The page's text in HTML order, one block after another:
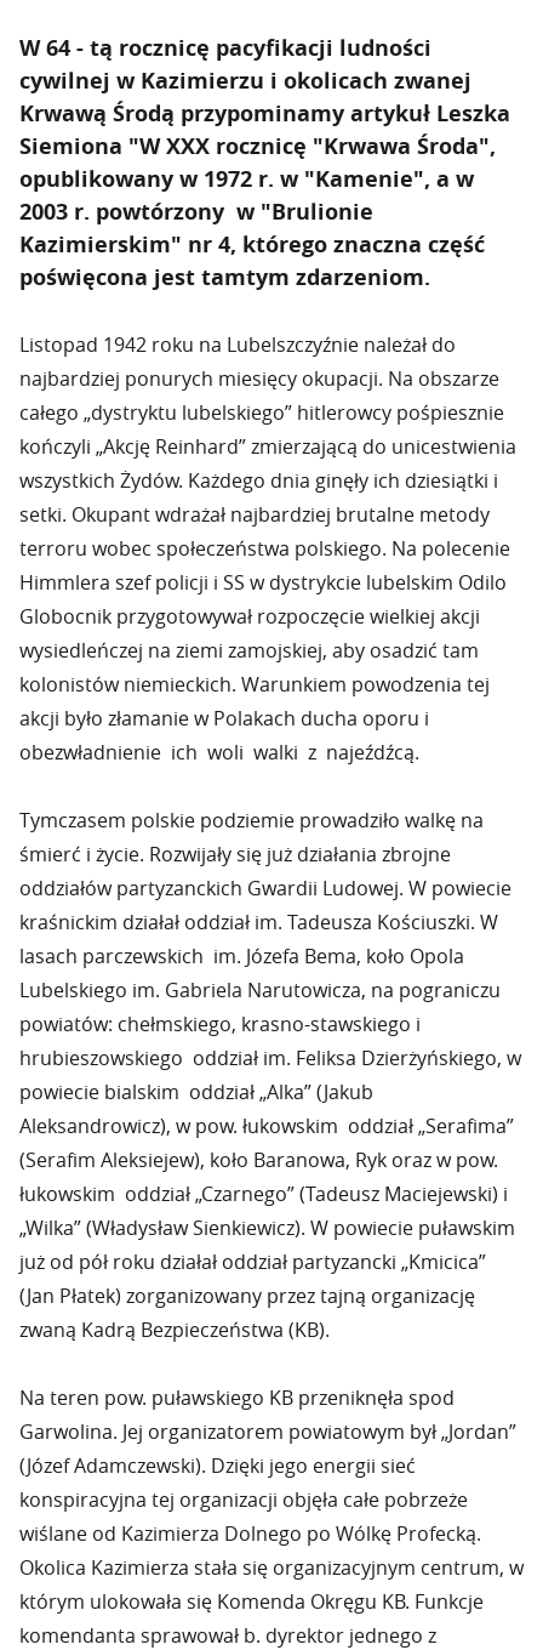
W 64 - tą rocznicę pacyfikacji ludności
cywilnej w Kazimierzu i okolicach zwanej
Krwawą Środą przypominamy artykuł Leszka
Siemiona "W XXX rocznicę "Krwawa Środa",
opublikowany w 1972 r. w "Kamenie", a w
2003 r. powtórzony w "Brulionie
Kazimierskim" nr 4, którego znaczna część
poświęcona jest tamtym zdarzeniom.
Listopad 1942 roku na Lubelszczyźnie należał do
najbardziej ponurych miesięcy okupacji. Na obszarze
całego „dystryktu lubelskiego” hitlerowcy pośpiesznie
kończyli „Akcję Reinhard” zmierzającą do unicestwienia
wszystkich Żydów. Każdego dnia ginęły ich dziesiątki i
setki. Okupant wdrażał najbardziej brutalne metody
terroru wobec społeczeństwa polskiego. Na polecenie
Himmlera szef policji i SS w dystrykcie lubelskim Odilo
Globocnik przygotowywał rozpoczęcie wielkiej akcji
wysiedleńczej na ziemi zamojskiej, aby osadzić tam
kolonistów niemieckich. Warunkiem powodzenia tej
akcji było złamanie w Polakach ducha oporu i
obezwładnienie ich woli walki z najeźdźcą.
Tymczasem polskie podziemie prowadziło walkę na
śmierć i życie. Rozwijały się już działania zbrojne
oddziałów partyzanckich Gwardii Ludowej. W powiecie
kraśnickim działał oddział im. Tadeusza Kościuszki. W
lasach parczewskich im. Józefa Bema, koło Opola
Lubelskiego im. Gabriela Narutowicza, na pograniczu
powiatów: chełmskiego, krasno-stawskiego i
hrubieszowskiego oddział im. Feliksa Dzierżyńskiego, w
powiecie bialskim oddział „Alka” (Jakub
Aleksandrowicz), w pow. łukowskim oddział „Serafima”
(Serafim Aleksiejew), koło Baranowa, Ryk oraz w pow.
łukowskim oddział „Czarnego” (Tadeusz Maciejewski) i
„Wilka” (Władysław Sienkiewicz). W powiecie puławskim
już od pół roku działał oddział partyzancki „Kmicica”
(Jan Płatek) zorganizowany przez tajną organizację
zwaną Kadrą Bezpieczeństwa (KB).
Na teren pow. puławskiego KB przeniknęła spod
Garwolina. Jej organizatorem powiatowym był „Jordan”
(Józef Adamczewski). Dzięki jego energii sieć
konspiracyjna tej organizacji objęła całe pobrzeże
wiślane od Kazimierza Dolnego po Wólkę Profecką.
Okolica Kazimierza stała się organizacyjnym centrum, w
którym ulokowała się Komenda Okręgu KB. Funkcje
komendanta sprawował b. dyrektor jednego z